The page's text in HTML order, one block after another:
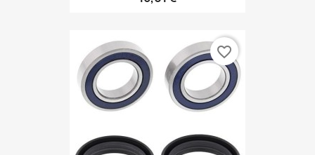
favorite_border